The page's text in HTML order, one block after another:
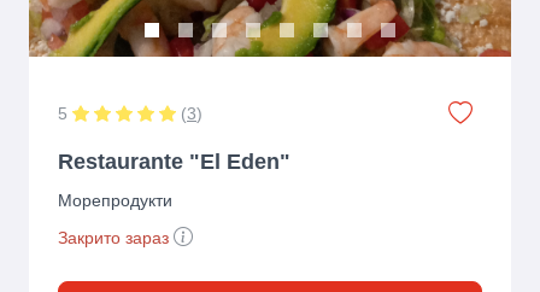
5 (3)
Restaurante "El Eden"
Морепродукти
Закрито зараз